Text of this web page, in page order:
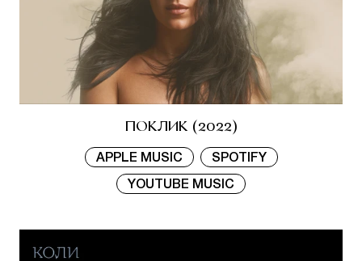
ПОКЛИК (2022)
APPLE MUSIC SPOTIFY
YOUTUBE MUSIC